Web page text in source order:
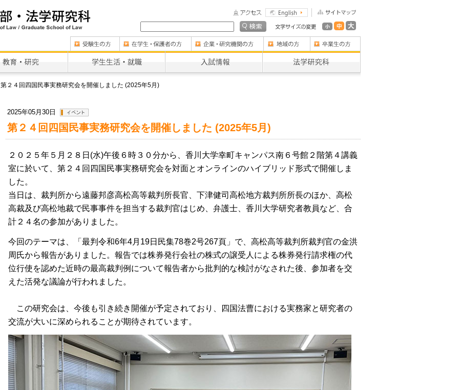
第２４回四国民事実務研究会を開催しました (2025年5月)
2025年05月30日
第２４回四国民事実務研究会を開催しました (2025年5月)
２０２５年５月２８日(水)午後６時３０分から、香川大学幸町キャンパス南６号館２階第４講義
室に於いて、第２４回四国民事実務研究会を対面とオンラインのハイブリッド形式で開催しま
した 。
当日は、裁判所から遠藤邦彦高松高等裁判所長官、下津健司高松地方裁判所所長のほか、高松
高裁及び高松地裁で民事事件を担当する裁判官はじめ、弁護士、香川大学研究者教員など、合
計２４名の参加がありました。
今回のテーマは、「最判令和6年4月 19日民集78巻2号267頁」で、高松高等裁判所裁判官の金洪
周氏から報告がありました。報告では株券発行会社の株式の譲受人による株券発行請求権の代
位行使を認めた近時の最高裁判例について報告者から批判的な検討がなされた後、 参加者を交
えた活発な議論が行われました。
この研究会は、今後も引き続き開催が予定されており、四国法曹における実務家と研究者の
交流が大いに深められることが期待されています。